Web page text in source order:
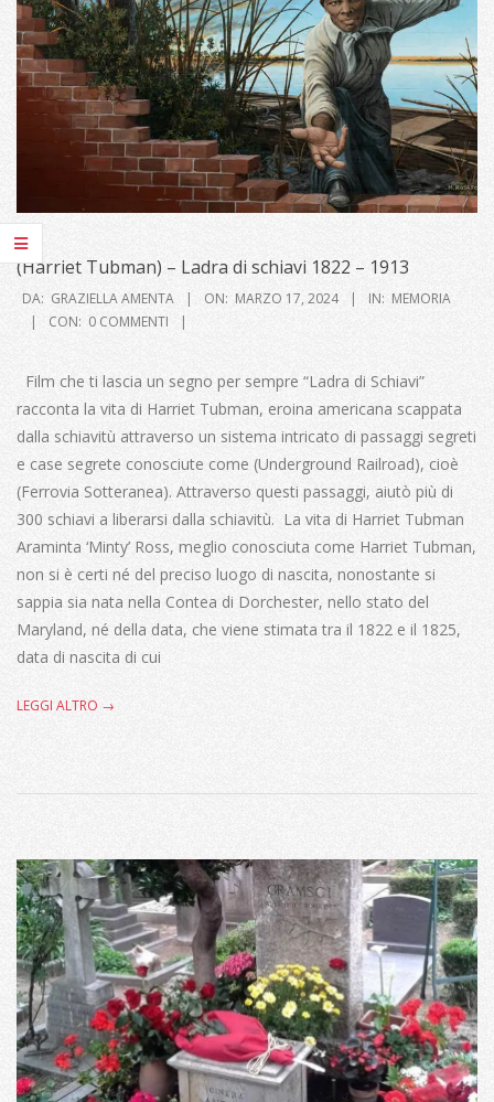
(Harriet Tubman) – Ladra di schiavi 1822 – 1913
2024-
03-
DA: GRAZIELLA AMENTA ON: MARZO 17, 2024 IN: MEMORIA
CON: 0 COMMENTI
Film che ti lascia un segno per sempre “Ladra di Schiavi”
racconta la vita di Harriet Tubman, eroina americana scappata
dalla schiavitù attraverso un sistema intricato di passaggi segreti
e case segrete conosciute come (Underground Railroad), cioè
(Ferrovia Sotteranea). Attraverso questi passaggi, aiutò più di
300 schiavi a liberarsi dalla schiavitù. La vita di Harriet Tubman
Araminta ‘Minty’ Ross, meglio conosciuta come Harriet Tubman,
non si è certi né del preciso luogo di nascita, nonostante si
sappia sia nata nella Contea di Dorchester, nello stato del
Maryland, né della data, che viene stimata tra il 1822 e il 1825,
data di nascita di cui
LEGGI ALTRO →